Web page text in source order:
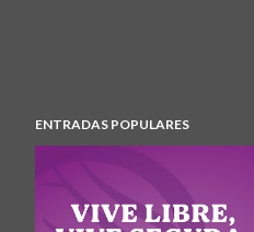
ENTRADAS POPULARES